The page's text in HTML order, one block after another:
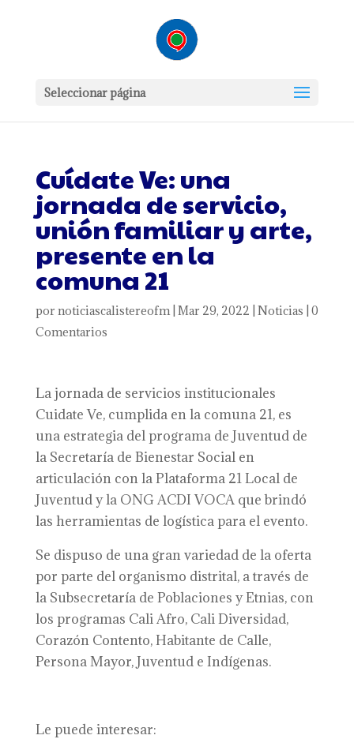
Seleccionar página
Cuídate Ve: una
jornada de servicio,
unión familiar y arte,
presente en la
comuna 21
por noticiascalistereofm| Mar 29, 2022 Noticias 0
Comentarios
La jornada de servicios institucionales
Cuidate Ve, cumplida en la comuna 21, es
una estrategia del programa de Juventud de
la Secretaría de Bienestar Social en
articulación con la Plataforma 21 Local de
Juventud y la ONG ACDI VOCA que brindó
las herramientas de logística para el evento.
Se dispuso de una gran variedad de la oferta
por parte del organismo distrital, a través de
la Subsecretaría de Poblaciones y Etnias, con
los programas Cali Afro, Cali Diversidad,
Corazón Contento, Habitante de Calle,
Persona Mayor, Juventud e Indígenas.
Le puede interesar: